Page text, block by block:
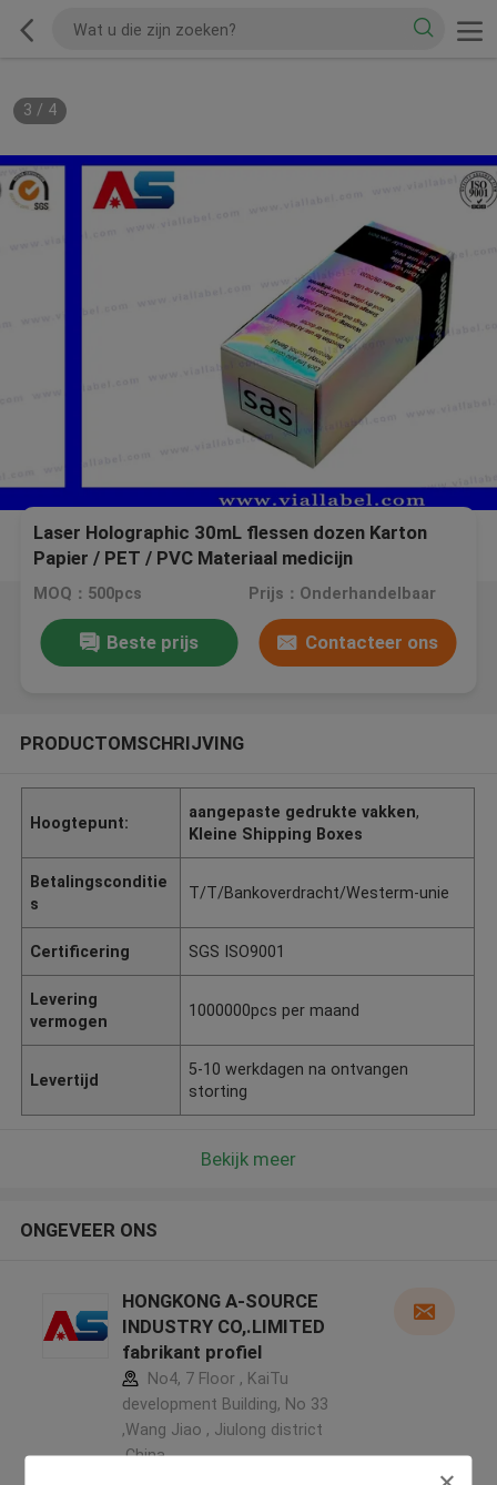
3 / 4
Laser Holographic 30mL flessen dozen Karton
Papier / PET / PVC Materiaal medicijn
verpakkingsdoos
MOQ：500pcs Prijs：Onderhandelbaar
Beste prijs Contacteer ons
PRODUCTOMSCHRIJVING
Hoogtepunt:
aangepaste gedrukte vakken,
Kleine Shipping Boxes
Betalingsconditie
s
T/T/Bankoverdracht/Westerm-unie
Certificering SGS ISO9001
Levering
vermogen
1000000pcs per maand
Levertijd
5-10 werkdagen na ontvangen
storting
Bekijk meer
ONGEVEER ONS
HONGKONG A-SOURCE
INDUSTRY CO,.LIMITED
fabrikant profiel
No4, 7 Floor , KaiTu
development Building, No 33
,Wang Jiao , Jiulong district
,China